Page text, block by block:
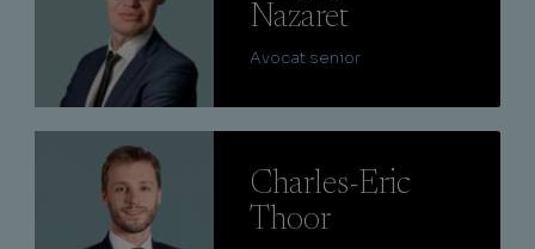
Nazaret
Avocat senior
Charles-Eric
Thoor